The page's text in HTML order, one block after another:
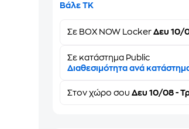
Βάλε ΤΚ
Σε BOX NOW Locker Δευ 10/
Σε κατάστημα Public
Διαθεσιμότητα ανά
Στονχώρο σου Δευ 10/08 -